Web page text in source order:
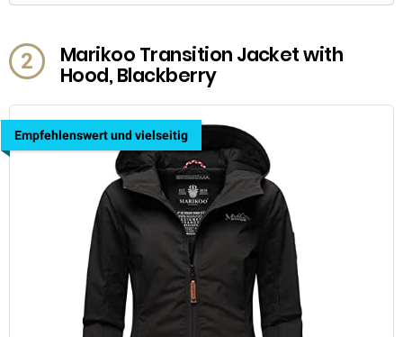
2 Marikoo Transition Jacket with
Hood, Blackberry
Empfehlenswert und vielseitig